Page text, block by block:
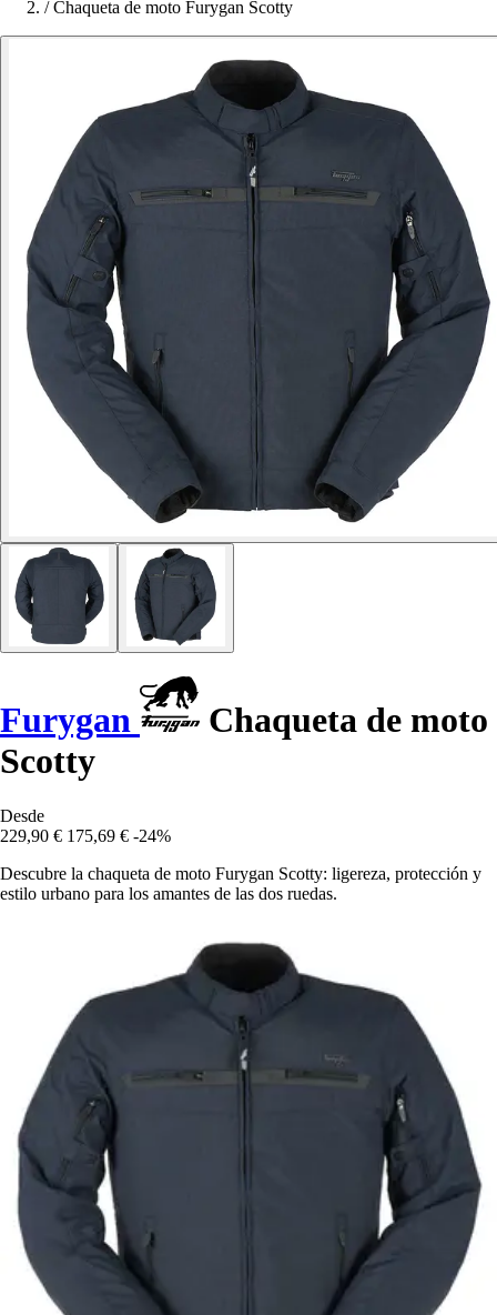
/ Chaqueta de moto Furygan Scotty
Furygan
Chaqueta de moto
Scotty
Desde
229,90 € 175,69 € -24%
Descubre la chaqueta de moto Furygan Scotty: ligereza, protección y
estilo urbano para los amantes de las dos ruedas.